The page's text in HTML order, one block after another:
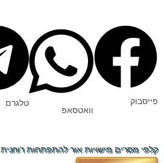
פייסבוק
וואטסאפ
טלגרם
קלפי מסרים מישויות אור להתפתחות רוחנית